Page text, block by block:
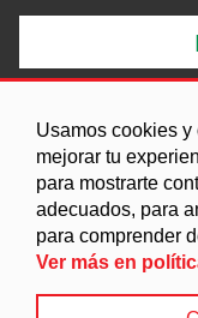
Usamos cookies y
mejorar tu
para mostrarte
adecuados, para
para comprender
Ver más en